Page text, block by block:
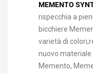
MEMENTO
rispecchia a
bicchiere
varietà di
nuovo
Memento,